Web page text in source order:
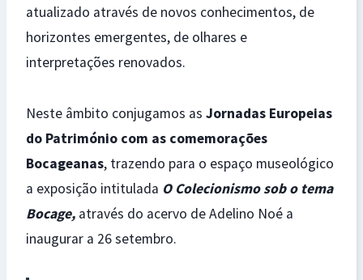
atualizado através de novos conhecimentos, de
horizontes emergentes, de olhares e
interpretações renovados.
Neste âmbito conjugamos as Jornadas Europeias
do Património com as comemorações
Bocageanas, trazendo para o espaço museológico
a exposição intitulada O Colecionismo sob o tema
Bocage, através do acervo de Adelino Noé a
inaugurar a 26 setembro.